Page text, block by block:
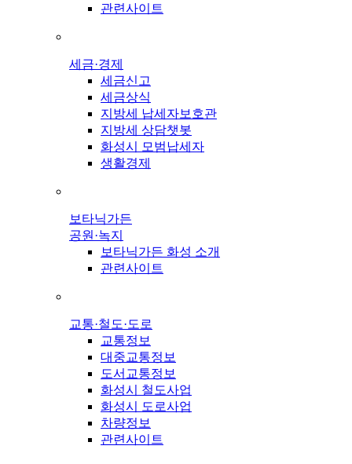
관련사이트
세금·경제
세금신고
세금상식
지방세 납세자보호관
지방세 상담챗봇
화성시 모범납세자
생활경제
보타닉가든
공원·녹지
보타닉가든 화성 소개
관련사이트
교통·철도·도로
교통정보
대중교통정보
도서교통정보
화성시 철도사업
화성시 도로사업
차량정보
관련사이트